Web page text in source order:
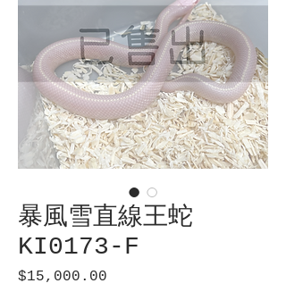
暴風雪直線王蛇
KI0173-F
$15,000.00